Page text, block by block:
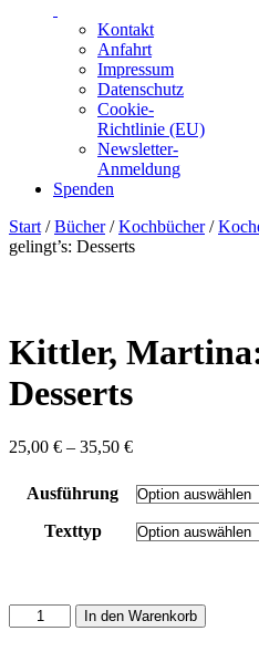
Kontakt
Anfahrt
Impressum
Datenschutz
Cookie-
Richtlinie (EU)
Newsletter-
Anmeldung
Spenden
Skip
to
Start /Bücher/Kochbücher/
gelingt’s: Desserts
Kittler, Martina:
Desserts
25,00 € – 35,50 €Preisspanne:
bis
35,50 €
Ausführung
Texttyp
Kittler,
Martina:
In den Warenkorb